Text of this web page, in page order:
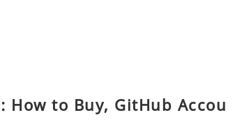
How to Buy, GitHub Accou